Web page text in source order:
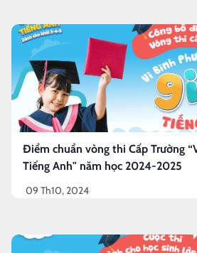
Điểm chuẩn vòng thi Cấp Trường
Tiếng Anh" năm học 2024-2025
09 Th10, 2024